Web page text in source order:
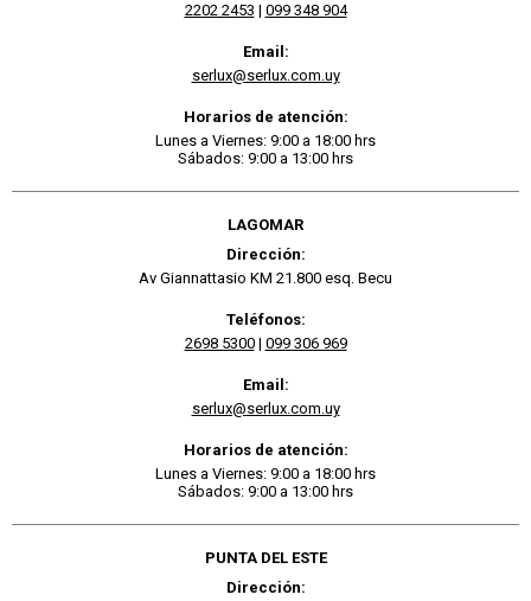
2202 2453 | 099 348 904
Email:
serlux@serlux.com.uy
Horarios de atención:
Lunes a Viernes: 9:00 a 18:00 hrs
Sábados: 9:00 a 13:00 hrs
LAGOMAR
Dirección:
Av Giannattasio KM 21.800 esq. Becu
Teléfonos:
2698 5300| 099 306 969
Email:
serlux@serlux.com.uy
Horarios de atención:
Lunes a Viernes: 9:00 a 18:00 hrs
Sábados: 9:00 a 13:00 hrs
PUNTA DEL ESTE
Dirección: